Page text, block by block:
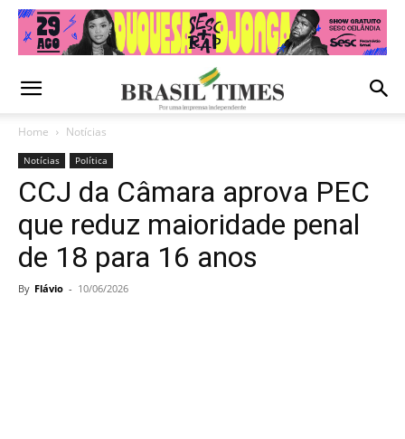
Home Notícias
Notícias Política
CCJ da Câmara aprova PEC
que reduz maioridade penal
de 18 para 16 anos
By Flávio - 10/06/2026